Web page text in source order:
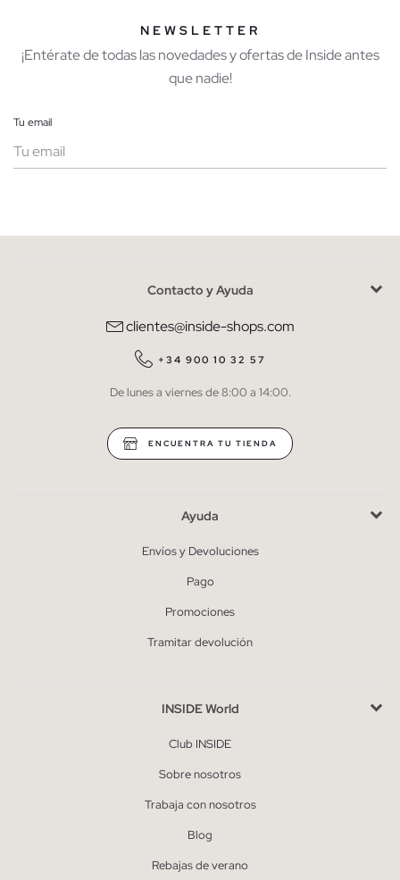
NEWSLETTER
¡Entérate de todas las novedades y ofertas de Inside antes
que nadie!
Tu email
He leído y entiendo lapolítica de privacidad
QUIERO SUSCRIBIRME
* Puedes cancelar la suscripción en cualquier momento.
Contacto y Ayuda
clientes@inside-shops.com
+34 900 10 32 57
De lunes a viernes de 8:00 a 14:00.
ENCUENTRA TU TIENDA
Ayuda
Envíos y Devoluciones
Pago
Promociones
Tramitar devolución
INSIDE World
Club INSIDE
Sobre nosotros
Trabaja con nosotros
Blog
Rebajas de verano